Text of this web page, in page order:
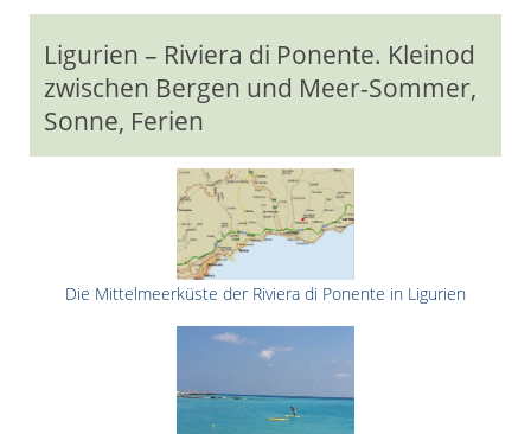
Ligurien – Riviera di Ponente. Kleinod
zwischen Bergen und Meer-Sommer,
Sonne, Ferien
Die Mittelmeerküste der Riviera di Ponente in Ligurien